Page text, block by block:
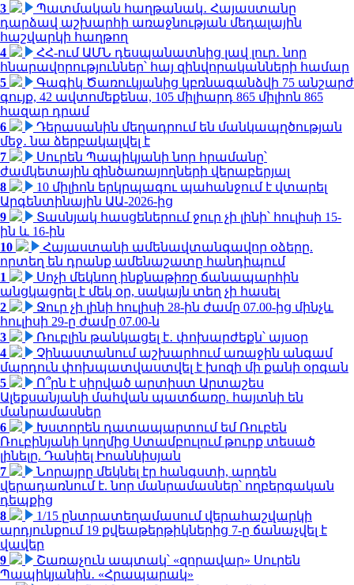
3
Պատմական հաղթանակ․ Հայաստանը
դարձավ աշխարհի առաջնության մեդալային
հաշվարկի հաղթող
4
ՀՀ-ում ԱՄՆ դեսպանատնից լավ լուր․ նոր
հնարավորություններ՝ հայ զինվորականների համար
5
Գագիկ Ծառուկյանից կբռնագանձվի 75 անշարժ
գույք, 42 ավտոմեքենա, 105 միլիարդ 865 միլիոն 865
հազար դրամ
6
Դերասանին մեղադրում են մանկապղծության
մեջ․ նա ձերբակալվել է
7
Սուրեն Պապիկյանի նոր հրամանը՝
ժամկետային զինծառայողների վերաբերյալ
8
10 միլիոն երկրպագու պահանջում է վտարել
Արգենտինային ԱԱ-2026-ից
9
Տասնյակ հասցեներում ջուր չի լինի՝ հուլիսի 15-
ին և 16-ին
10
Հայաստանի ամենավտանգավոր օձերը.
որտեղ են դրանք ամենաշատը հանդիպում
1
Սոչի մեկնող ինքնաթիռը ճանապարհին
անցկացրել է մեկ օր, սակայն տեղ չի հասել
2
Ջուր չի լինի հուլիսի 28-ին ժամը 07.00-ից մինչև
հուլիսի 29-ը ժամը 07.00-ն
3
Ռուբլին թանկացել է․ փոխարժեքն՝ այսօր
4
Չինաստանում աշխարհում առաջին անգամ
մարդուն փոխպատվաստվել է խոզի մի քանի օրգան
5
Ո՞րն է սիրված արտիստ Արտաշես
Ալեքսանյանի մահվան պատճառը. հայտնի են
մանրամասներ
6
Խստորեն դատապարտում եմ Ռուբեն
Ռուբինյանի կողմից Ստամբուլում թուրք տեսած
լինելը. Դանիել Իոաննիսյան
7
Նորայրը մեկնել էր հանգստի, արդեն
վերադառնում է. նոր մանրամասներ՝ ողբերգական
դեպքից
8
1/15 ընտրատեղամասում վերահաշվարկի
արդյունքում 19 քվեաթերթիկներից 7-ը ճանաչվել է
վավեր
9
Շառաչուն ապտակ՝ «զորավար» Սուրեն
Պապիկյանին․ «Հրապարակ»